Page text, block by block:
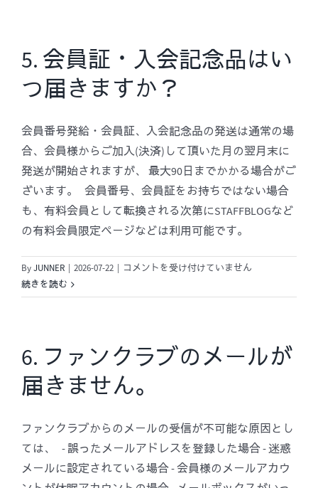
す」
と
表
さ
れ
場
合)
は
忘
れ
し
ま
い
し
た。
(リ
ッ
を
望
の
場
合)
5. 会員証・入会記念品はい
つ届きますか？
会員番号発給・会員証、入会記念品の発送は通常の場
合、会員様からご加入(決済)して頂いた月の翌月末に
発送が開始されますが、 最大90日までかかる場合がご
ざいます。 会員番号、会員証をお持ちではない場合
も、有料会員として転換される次第にSTAFFBLOGなど
の有料会員限定ページなどは利用可能です。
ByJUNNER 2026-07-22
5.
員
会
記
念
い
つ
届
き
コメントを受け付けていません
続きを読む
6. ファンクラブのメールが
届きません。
ファンクラブからのメールの受信が不可能な原因とし
ては、 - 誤ったメールアドレスを登録した場合 - 迷惑
メールに設定されている場合 - 会員様のメールアカウ